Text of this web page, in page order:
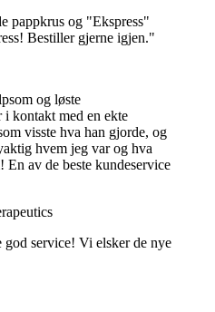
pappkrus og "Ekspress"
Bestiller gjerne igjen."
og løste
i kontakt med en ekte
visste hva han gjorde, og
hvem jeg var og hva
av de beste kundeservice
god service! Vi elsker de nye